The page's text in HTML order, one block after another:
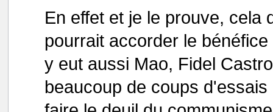
En effet et je le prouve, cela
pourrait accorder le
y eut aussi Mao, Fidel
beaucoup de coups